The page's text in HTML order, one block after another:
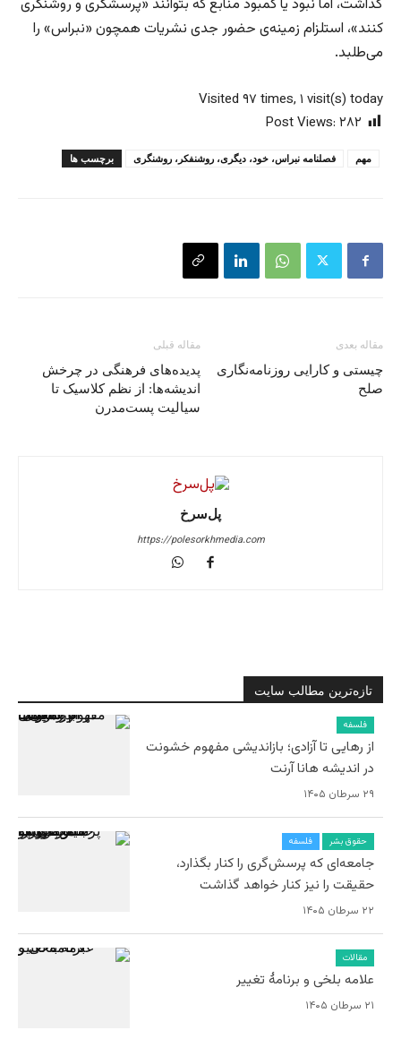
گذاشت، اما نبود یا کمبود منابع که بتوانند «پرسشگری و روشنگری
کنند»، استلزام زمینه‌ی حضور جدی نشریات همچون «نبراس» را
می‌طلبد.
Visited ۹۷ times, ۱ visit(s) today
Post Views: ۲۸۲
برچسب ها فصلنامه نبراس، خود، دیگری، روشنفکر، روشنگری مهم
مقاله قبلی
پدیده‌های فرهنگی در چرخش
اندیشه‌ها: از نظم کلاسیک تا
سیالیت پست‌مدرن
مقاله بعدی
چیستی و کارایی روزنامه‌نگاری
صلح
پل‌سرخ
https://polesorkhmedia.com
تازه‌ترین مطالب سایت
فلسفه
از رهایی تا آزادی؛ بازاندیشی مفهوم خشونت
در اندیشه هانا آرنت
۲۹ سرطان ۱۴۰۵
حقوق بشر فلسفه
جامعه‌ای که پرسش‌گری را کنار بگذارد،
حقیقت را نیز کنار خواهد گذاشت
۲۲ سرطان ۱۴۰۵
مقالات
علامه بلخی و برنامۀ تغییر
۲۱ سرطان ۱۴۰۵